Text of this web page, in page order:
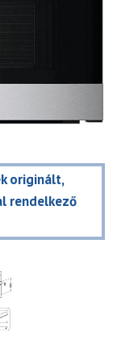
originált,
rendelkező